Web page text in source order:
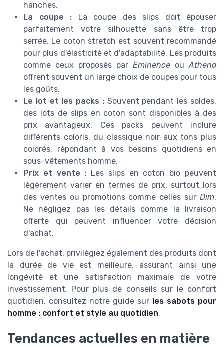
hanches.
La coupe : La coupe des slips doit épouser
parfaitement votre silhouette sans être trop
serrée. Le coton stretch est souvent recommandé
pour plus d'élasticité et d'adaptabilité. Les produits
comme ceux proposés par Eminence ouAthena
offrent souvent un large choix de coupes pour tous
les goûts.
Le lot et les packs :Souvent pendant les soldes,
des lots de slips en coton sont disponibles à des
prix avantageux. Ces packs peuvent inclure
différents coloris, du classique noir aux tons plus
colorés, répondant à vos besoins quotidiens en
sous-vêtements homme.
Prix et vente : Les slips en coton bio peuvent
légèrement varier en termes de prix, surtout lors
des ventes ou promotions comme celles sur Dim.
Ne négligez pas les détails comme la livraison
offerte qui peuvent influencer votre décision
d'achat.
Lors de l'achat, privilégiez également des produits dont
la durée de vie est meilleure, assurant ainsi une
longévité et une satisfaction maximale de votre
investissement. Pour plus de conseils sur le confort
quotidien, consultez notre guide sur les sabots pour
homme : confort et style au quotidien.
Tendances actuelles en matière